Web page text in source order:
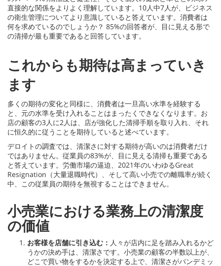
直接的な関係をよりよく理解しています。10人中7人が、ビジネス
の衛生管理についてより意識していると答えています。消費者は
何を求めているのでしょうか？ 85%の回答者が、目に見える形で
の清掃が最も重要であると回答しています。
これからも期待は高まっていき
ます
多くの期待の変化と同様に、消費者は一旦高い水準を経験する
と、元の水準を受け入れることはまったくできなくなります。お
店の顧客の3人に2人は、店が強化した清掃手順を取り入れ、それ
に恒久的に従うことを期待していると述べています。
デロイトの調査では、清潔さに対する期待が高いのは消費者だけ
ではありません。従業員の83%が、目に見える清掃も重要である
と答えています。労働市場の逼迫、2021年のいわゆるGreat
Resignation（大量退職時代）、そして高い小売での離職率が続く
中、この従業員の期待を無視することはできません。
小売業における業務上の清潔度
の価値
お客様を店舗に引き込む： 人々が店内に足を踏み入れるかど
うかの決め手は、清潔さです。小売業の顧客の半数以上が、
どこで買い物をするかを決定する上で、清潔さがパンデミッ